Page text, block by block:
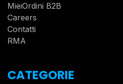
MieiOrdini B2B
Careers
Contatti
RMA
CATEGORIE